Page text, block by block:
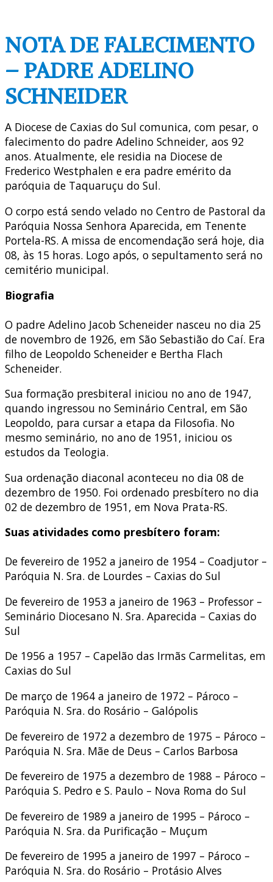
NOTA DE FALECIMENTO
– PADRE ADELINO
SCHNEIDER
A Diocese de Caxias do Sul comunica, com pesar, o
falecimento do padre Adelino Schneider, aos 92
anos. Atualmente, ele residia na Diocese de
Frederico Westphalen e era padre emérito da
paróquia de Taquaruçu do Sul.
O corpo está sendo velado no Centro de Pastoral da
Paróquia Nossa Senhora Aparecida, em Tenente
Portela-RS. A missa de encomendação será hoje, dia
08, às 15 horas. Logo após, o sepultamento será no
cemitério municipal.
Biografia
O padre Adelino Jacob Scheneider nasceu no dia 25
de novembro de 1926, em São Sebastião do Caí. Era
filho de Leopoldo Scheneider e Bertha Flach
Scheneider.
Sua formação presbiteral iniciou no ano de 1947,
quando ingressou no Seminário Central, em São
Leopoldo, para cursar a etapa da Filosofia. No
mesmo seminário, no ano de 1951, iniciou os
estudos da Teologia.
Sua ordenação diaconal aconteceu no dia 08 de
dezembro de 1950. Foi ordenado presbítero no dia
02 de dezembro de 1951, em Nova Prata-RS.
Suas atividades como presbítero foram:
De fevereiro de 1952 a janeiro de 1954 – Coadjutor –
Paróquia N. Sra. de Lourdes – Caxias do Sul
De fevereiro de 1953 a janeiro de 1963 – Professor –
Seminário Diocesano N. Sra. Aparecida – Caxias do
Sul
De 1956 a 1957 – Capelão das Irmãs Carmelitas, em
Caxias do Sul
De março de 1964 a janeiro de 1972 – Pároco –
Paróquia N. Sra. do Rosário – Galópolis
De fevereiro de 1972 a dezembro de 1975 – Pároco –
Paróquia N. Sra. Mãe de Deus – Carlos Barbosa
De fevereiro de 1975 a dezembro de 1988 – Pároco –
Paróquia S. Pedro e S. Paulo – Nova Roma do Sul
De fevereiro de 1989 a janeiro de 1995 – Pároco –
Paróquia N. Sra. da Purificação – Muçum
De fevereiro de 1995 a janeiro de 1997 – Pároco –
Paróquia N. Sra. do Rosário – Protásio Alves